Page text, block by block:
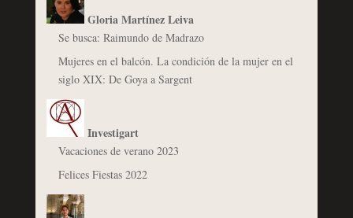
Gloria Martínez Leiva
Se busca: Raimundo de Madrazo
Mujeres en el balcón. La condición de la mujer en el
siglo XIX: De Goya a Sargent
Investigart
Vacaciones de verano 2023
Felices Fiestas 2022